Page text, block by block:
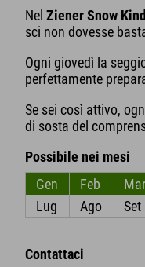
Nel Ziener Snow
sci non dovesse
Ogni giovedì la
perfettamente
Se sei così attivo,
di sosta del
Possibile nei mesi
Gen
Feb Mar
Lug
Ago Set
Contattaci